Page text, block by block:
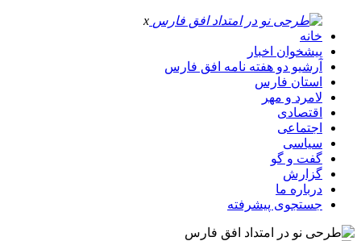
x
خانه
پیشخوان اخبار
آرشیو دو هفته نامه افق فارس
استان فارس
لامرد و مهر
اقتصادی
اجتماعی
سیاسی
گفت و گو
گزارش
درباره ما
جستجوی پیشرفته